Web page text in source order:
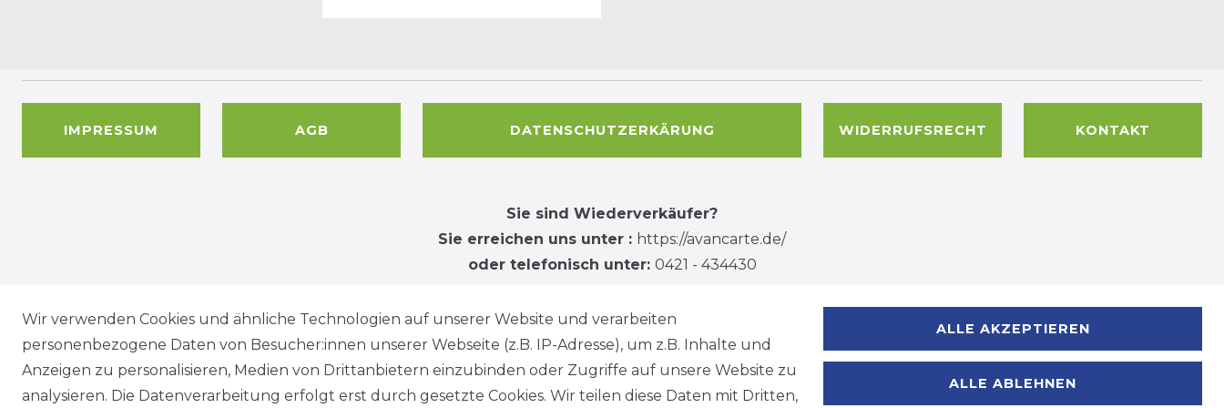
IMPRESSUM AGB DATENSCHUTZERKÄRUNG WIDERRUFSRECHT KONTAKT
Sie sind Wiederverkäufer?
Sie erreichen uns unter : https://avancarte.de/
oder telefonisch unter: 0421 - 434430
Wir versenden mit
Wir verwenden Cookies und ähnliche Technologien auf unserer Website und verarbeiten
personenbezogene Daten von Besucher:innen unserer Webseite (z.B. IP-Adresse), um z.B. Inhalte und
Anzeigen zu personalisieren, Medien von Drittanbietern einzubinden oder Zugriffe auf unsere Website zu
analysieren. Die Datenverarbeitung erfolgt erst durch gesetzte Cookies. Wir teilen diese Daten mit Dritten,
ALLE AKZEPTIEREN
ALLE ABLEHNEN